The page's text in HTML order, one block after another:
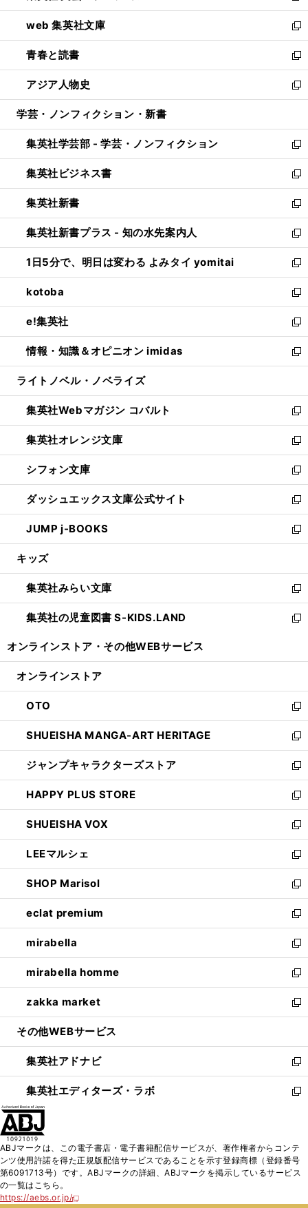
ン
ド
ウ
で
開
く
ウ
ィ
ン
ド
ウ
で
開
し
い
ウ
ィ
ン
ド
ウ
開
く
web 集英社文庫
新
し
い
ウ
ィ
ン
ウ
で
開
く
青春と読書
新
し
い
ウ
ン
ド
ウ
で
開
く
アジア人物史
新
し
ウ
ィ
ン
ド
ウ
で
開
く
学芸・ノンフィクション・新書
集英社学芸部 - 学芸・ノンフィクション
新
し
い
ウ
ィ
ン
ド
ウ
で
開
く
集英社ビジネス書
新
し
い
ウ
ィ
ン
ド
ウ
で
開
く
集英社新書
新
し
い
ウ
ィ
ン
ド
ウ
で
開
く
集英社新書プラス - 知の水先案内人
新
し
い
ウ
ィ
ン
ド
ウ
で
開
1日5分で、明日は変わる よみタイ yomitai
新
し
い
ウ
ィ
ン
ド
ウ
開
く
kotoba
新
し
い
ウ
ィ
ン
ウ
で
開
く
e!集英社
新
し
い
ウ
ン
ド
ウ
で
開
く
情報・知識＆オピニオン imidas
新
し
ウ
ィ
ン
ド
ウ
で
開
く
ライトノベル・ノベライズ
集英社Webマガジン コバルト
新
し
い
ウ
ィ
ン
ド
ウ
で
開
集英社オレンジ文庫
新
し
い
ウ
ィ
ン
ド
ウ
開
く
シフォン文庫
新
し
い
ウ
ィ
ン
ウ
で
開
く
ダッシュエックス文庫公式サイト
新
し
い
ウ
ン
ド
ウ
で
JUMP j-BOOKS
新
し
ウ
ィ
ン
ド
開
キッズ
集英社みらい文庫
新
し
い
ン
ウ
で
開
く
集英社の児童図書 S-KIDS.LAND
新
ウ
ン
ド
ウ
で
開
く
オンラインストア・ その他WEBサービス
オンラインストア
OTO
新
し
い
ウ
ィ
ン
ド
ウ
で
開
く
SHUEISHA MANGA-ART HERITAGE
新
し
い
ウ
ィ
ン
ド
ウ
で
開
く
ジャンプキャラクターズストア
新
し
い
ウ
ィ
ン
ド
ウ
で
開
く
HAPPY PLUS STORE
新
し
い
ウ
ィ
ン
ド
ウ
で
開
く
SHUEISHA VOX
新
し
い
ウ
ィ
ン
ド
ウ
で
開
く
LEEマルシェ
新
し
い
ウ
ィ
ン
ド
ウ
で
開
く
SHOP Marisol
新
し
い
ウ
ィ
ン
ド
ウ
で
開
eclat premium
新
し
い
ウ
ィ
ン
ド
ウ
開
く
mirabella
新
し
い
ウ
ィ
ン
ウ
で
開
く
mirabella homme
新
し
い
ウ
ン
ド
ウ
で
zakka market
新
し
ウ
ィ
ン
ド
く
その他WEBサービス
集英社アドナビ
新
し
い
ド
ウ
で
集英社エディターズ・ラボ
新
ィ
ン
ABJマークは、この電子書店・電子書籍配信サービスが、著作権者からコンテ
ンツ使用許諾を得た正規版配信サービスであることを示す登録商標（登録番号
第6091713号）です。ABJマークの詳細、ABJマークを掲示しているサービス
の一覧はこちら。
https://aebs.or.jp/
新